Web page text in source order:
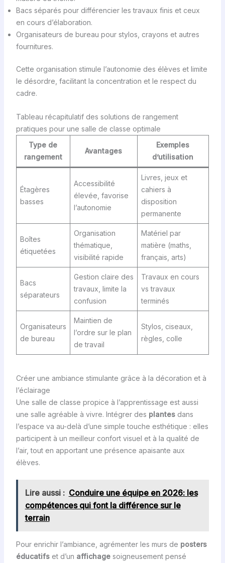
Bacs séparés pour différencier les travaux finis et ceux
en cours d’élaboration.
Organisateurs de bureau pour stylos, crayons et autres
fournitures.
Cette organisation stimule l’autonomie des élèves et limite
le désordre, facilitant la concentration et le respect du
cadre.
Tableau récapitulatif des solutions de rangement
pratiques pour une salle de classe optimale
Type de
rangement
Avantages
Exemples
d’utilisation
Étagères
basses
Accessibilité
élevée, favorise
l’autonomie
Livres, jeux et
cahiers à
disposition
permanente
Boîtes
étiquetées
Organisation
thématique,
visibilité rapide
Matériel par
matière (maths,
français, arts)
Bacs
séparateurs
Gestion claire des
travaux, limite la
confusion
Travaux en cours
vs travaux
terminés
Organisateurs
de bureau
Maintien de
l’ordre sur le plan
de travail
Stylos, ciseaux,
règles, colle
Créer une ambiance stimulante grâce à la décoration et à
l’éclairage
Une salle de classe propice à l’apprentissage est aussi
une salle agréable à vivre. Intégrer des plantesdans
l’espace va au-delà d’une simple touche esthétique : elles
participent à un meilleur confort visuel et à la qualité de
l’air, tout en apportant une présence apaisante aux
élèves.
Lire aussi : Conduire une équipe en 2026: les
compétences qui font la différence sur le
terrain
Pour enrichir l’ambiance, agrémenter les murs de posters
éducatifset d’un affichagesoigneusement pensé